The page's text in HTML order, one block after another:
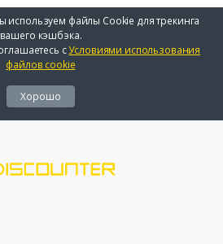
файлы Cookie для трекинга
вашего кэшбэка.
сУсловиями использования
файлов cookie
Хорошо